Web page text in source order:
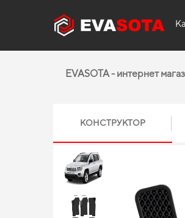
EVASOTA - интернет
КОНСТРУКТОР